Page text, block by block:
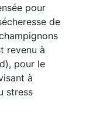
pour
de
revenu à
pour le
à
stress